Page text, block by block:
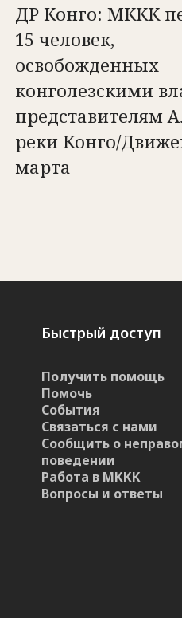
ДР Конго: МККК
15 человек,
освобожденных
конголезскими
представителям
реки Конго/
марта
Быстрый доступ
Получить помощь
Помочь
События
Связаться с нами
Сообщить о
поведении
Работа в МККК
Вопросы и ответы